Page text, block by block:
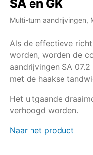
SA en GK
Multi-turn aandrijvingen,
Als de effectieve
worden, worden de
aandrijvingen SA 07.2
met de haakse
Het uitgaande
verhoogd worden.
Naar het product